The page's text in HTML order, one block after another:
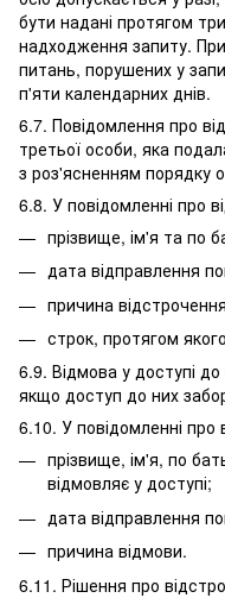
бути надані протягом
надходження запиту.
питань, порушених у
п'яти календарних днів.
6.7. Повідомлення про
третьої особи, яка
з роз'ясненням порядку
6.8. У повідомленні про
прізвище, ім'я та по
дата відправлення
причина
строк, протягом
6.9. Відмова у доступі
якщо доступ до них
6.10. У повідомленні
прізвище, ім'я, по
відмовляє у доступі;
дата відправлення
причина відмови.
6.11. Рішення про